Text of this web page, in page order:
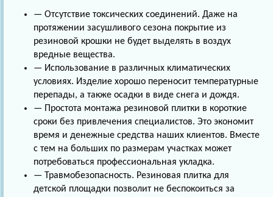
— Отсутствие токсических соединений. Даже на
протяжении засушливого сезона покрытие из
резиновой крошки не будет выделять в воздух
вредные вещества.
— Использование в различных климатических
условиях. Изделие хорошо переносит температурные
перепады, а также осадки в виде снега и дождя.
— Простота монтажа резиновой плитки в короткие
сроки без привлечения специалистов. Это экономит
время и денежные средства наших клиентов. Вместе
с тем на больших по размерам участках может
потребоваться профессиональная укладка.
— Травмобезопасность. Резиновая плитка для
детской площадки позволит не беспокоиться за